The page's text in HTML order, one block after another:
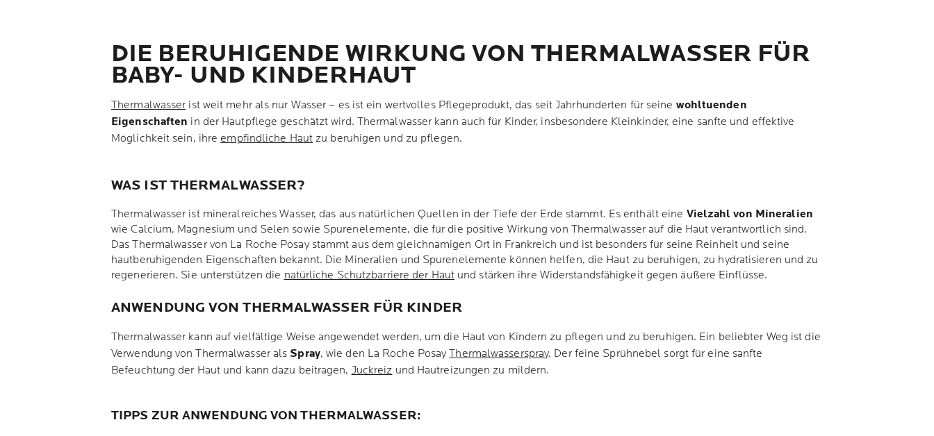
DIE BERUHIGENDE WIRKUNG VON THERMALWASSER FÜR
BABY- UND KINDERHAUT
Thermalwasserist weit mehr als nur Wasser – es ist ein wertvolles Pflegeprodukt, das seit Jahrhunderten für seine wohltuenden
Eigenschaften in der Hautpflege geschätzt wird. Thermalwasser kann auch für Kinder, insbesondere Kleinkinder, eine sanfte und effektive
Möglichkeit sein, ihreempfindliche Haut zu beruhigen und zu pflegen.
WAS IST THERMALWASSER?
Thermalwasser ist mineralreiches Wasser, das aus natürlichen Quellen in der Tiefe der Erde stammt. Es enthält eine Vielzahl von Mineralien
wie Calcium, Magnesium und Selen sowie Spurenelemente, die für die positive Wirkung von Thermalwasser auf die Haut verantwortlich sind.
Das Thermalwasser von La Roche Posay stammt aus dem gleichnamigen Ort in Frankreich und ist besonders für seine Reinheit und seine
hautberuhigenden Eigenschaften bekannt. Die Mineralien und Spurenelemente können helfen, die Haut zu beruhigen, zu hydratisieren und zu
regenerieren. Sie unterstützen die natürliche Schutzbarriere der Hautund stärken ihre Widerstandsfähigkeit gegen äußere Einflüsse.
ANWENDUNG VON THERMALWASSER FÜR KINDER
Thermalwasser kann auf vielfältige Weise angewendet werden, um die Haut von Kindern zu pflegen und zu beruhigen. Ein beliebter Weg ist die
Verwendung von Thermalwasser als Spray, wie den La Roche PosayThermalwasserspray. Der feine Sprühnebel sorgt für eine sanfte
Befeuchtung der Haut und kann dazu beitragen, Juckreiz und Hautreizungen zu mildern.
TIPPS ZUR ANWENDUNG VON THERMALWASSER: